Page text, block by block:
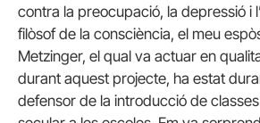
contra la preocupació, la depressió i
filòsof de la consciència, el meu
Metzinger, el qual va actuar en
durant aquest projecte, ha estat
defensor de la introducció de